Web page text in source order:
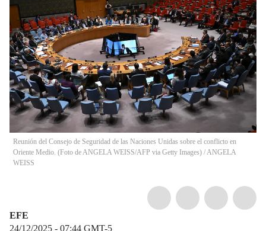
Reunión del Consejo de Seguridad de las Naciones Unidas sobre el conflicto en
Oriente Medio. (Foto de ANGELA WEISS/AFP via Getty Images) /ANGELA
WEISS
EFE
24/12/2025 - 07:44 GMT-5